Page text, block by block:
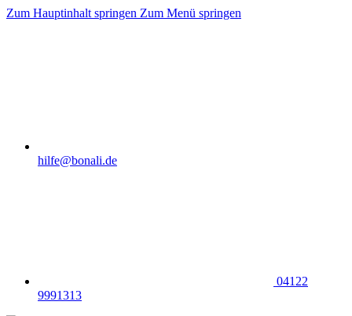
Zum Hauptinhalt springen Zum Menü springen
hilfe@bonali.de
04122
9991313